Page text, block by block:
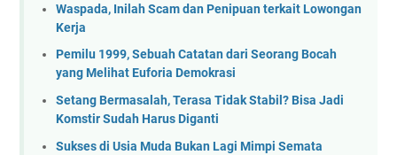
Waspada, Inilah Scam dan Penipuan terkait Lowongan
Kerja
Pemilu 1999, Sebuah Catatan dari Seorang Bocah
yang Melihat Euforia Demokrasi
Setang Bermasalah, Terasa Tidak Stabil? Bisa Jadi
Komstir Sudah Harus Diganti
Sukses di Usia Muda Bukan Lagi Mimpi Semata